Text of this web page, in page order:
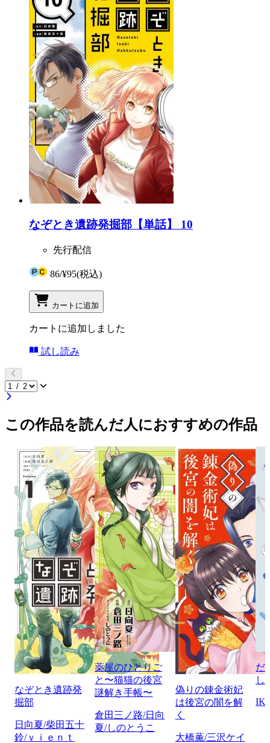
なぞとき遺跡発掘部【単話】 10
先行配信
86/¥95(税込)
カートに追加
カートに追加しました
試し読み
この作品を読んだ人におすすめの作品
なぞとき遺跡発
掘部
日向夏/柴田五十
鈴/ｖｉｅｎｔ
薬屋のひとりご
と〜猫猫の後宮
謎解き手帳〜
倉田三ノ路/日向
夏/しのとうこ
偽りの錬金術妃
は後宮の闇を解
く
大橋薫/三沢ケイ
だ
し